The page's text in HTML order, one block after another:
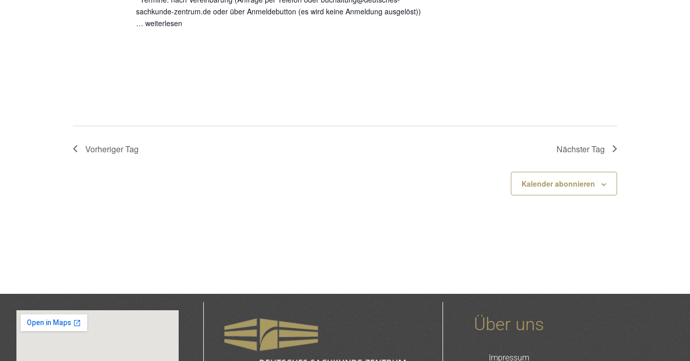
sachkunde-zentrum.de oder über Anmeldebutton (es wird keine Anmeldung ausgelöst))
…weiterlesen
Vorheriger Tag Nächster Tag
Kalender abonnieren
Über uns
Impressum